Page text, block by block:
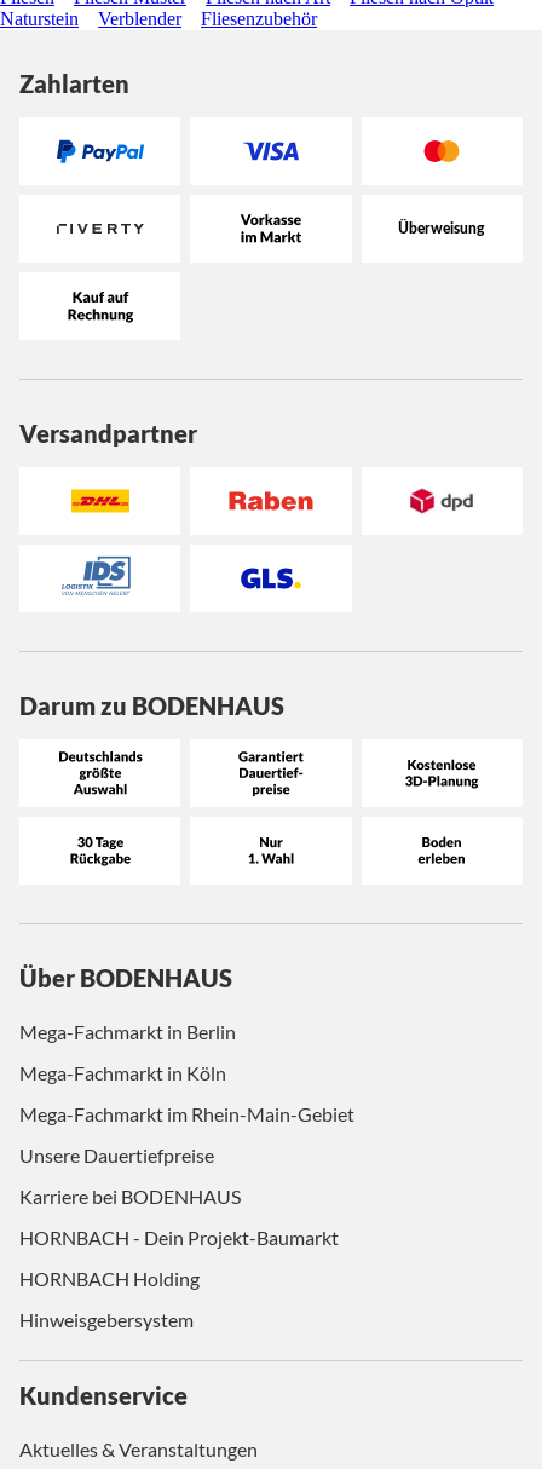
Naturstein
Verblender Fliesenzubehör
Zahlarten
Versandpartner
Darum zu BODENHAUS
Über BODENHAUS
Mega-Fachmarkt in Berlin
Mega-Fachmarkt in Köln
Mega-Fachmarkt im Rhein-Main-Gebiet
Unsere Dauertiefpreise
Karriere bei BODENHAUS
HORNBACH - Dein Projekt-Baumarkt
HORNBACH Holding
Hinweisgebersystem
Kundenservice
Aktuelles & Veranstaltungen